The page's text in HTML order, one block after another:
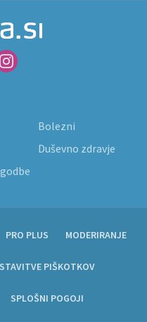
Bolezni
Duševno zdravje
PRO PLUS MODERIRANJE
PIŠKOTKOV
SPLOŠNI POGOJI